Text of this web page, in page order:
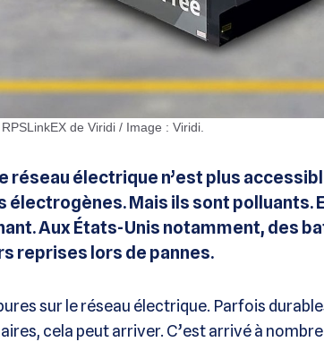
RPSLinkEX de Viridi / Image : Viridi.
réseau électrique n’est plus
électrogènes. Mais ils sont polluants.
Aux États-Unis notamment, des
reprises lors de pannes.
sur le réseau électrique. Parfois
cela peut arriver. C’est arrivé à